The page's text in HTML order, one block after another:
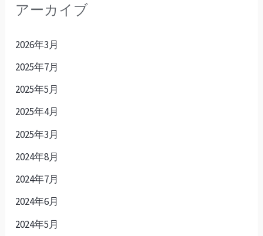
アーカイブ
2026年3月
2025年7月
2025年5月
2025年4月
2025年3月
2024年8月
2024年7月
2024年6月
2024年5月